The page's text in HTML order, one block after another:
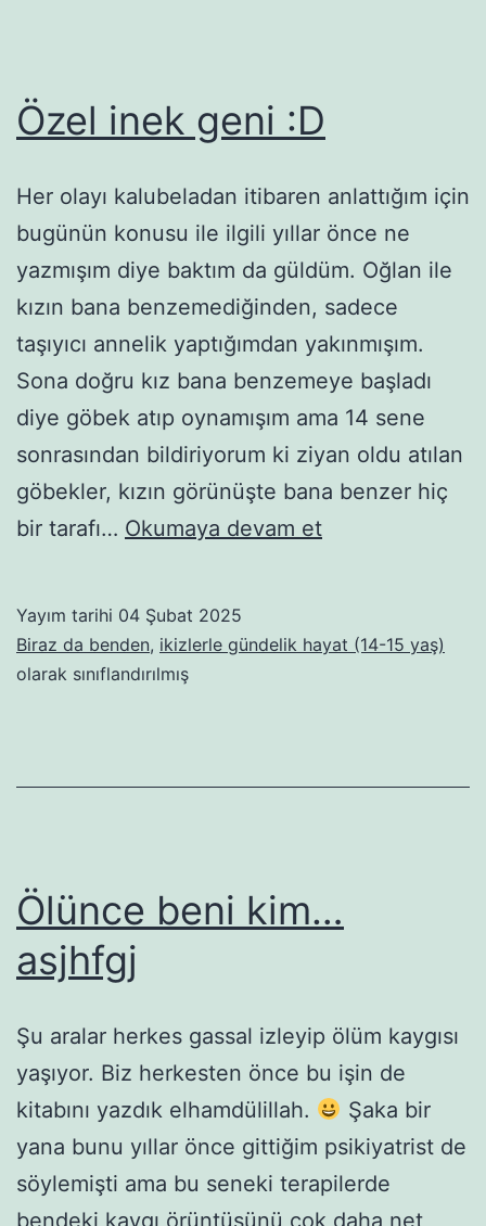
Özel inek geni :D
Her olayı kalubeladan itibaren anlattığım için
bugünün konusu ile ilgili yıllar önce ne
yazmışım diye baktım da güldüm. Oğlan ile
kızın bana benzemediğinden, sadece
taşıyıcı annelik yaptığımdan yakınmışım.
Sona doğru kız bana benzemeye başladı
diye göbek atıp oynamışım ama 14 sene
sonrasından bildiriyorum ki ziyan oldu atılan
göbekler, kızın görünüşte bana benzer hiç
bir tarafı… Okumaya devam etÖzel
Yayım tarihi 04 Şubat 2025
Biraz da benden, ikizlerle gündelik hayat (14-15 yaş)
olarak sınıflandırılmış
Ölünce beni kim…
asjhfgj
Şu aralar herkes gassal izleyip ölüm kaygısı
yaşıyor. Biz herkesten önce bu işin de
kitabını yazdık elhamdülillah.
Şaka bir
yana bunu yıllar önce gittiğim psikiyatrist de
söylemişti ama bu seneki terapilerde
bendeki kaygı örüntüsünü çok daha net